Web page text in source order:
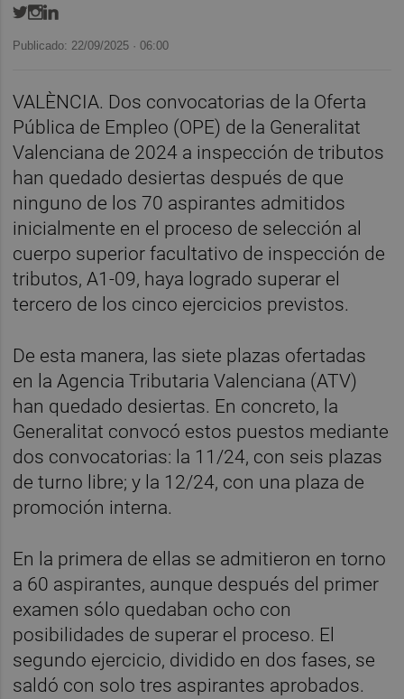
Publicado: 22/09/2025 ·06:00
VALÈNCIA. Dos convocatorias de la Oferta
Pública de Empleo (OPE) de la Generalitat
Valenciana de 2024 a inspección de tributos
han quedado desiertas después de que
ninguno de los 70 aspirantes admitidos
inicialmente en el proceso de selección al
cuerpo superior facultativo de inspección de
tributos, A1-09, haya logrado superar el
tercero de los cinco ejercicios previstos.
De esta manera, las siete plazas ofertadas
en la Agencia Tributaria Valenciana (ATV)
han quedado desiertas. En concreto, la
Generalitat convocó estos puestos mediante
dos convocatorias: la 11/24, con seis plazas
de turno libre; y la 12/24, con una plaza de
promoción interna.
En la primera de ellas se admitieron en torno
a 60 aspirantes, aunque después del primer
examen sólo quedaban ocho con
posibilidades de superar el proceso. El
segundo ejercicio, dividido en dos fases, se
saldó con solo tres aspirantes aprobados.